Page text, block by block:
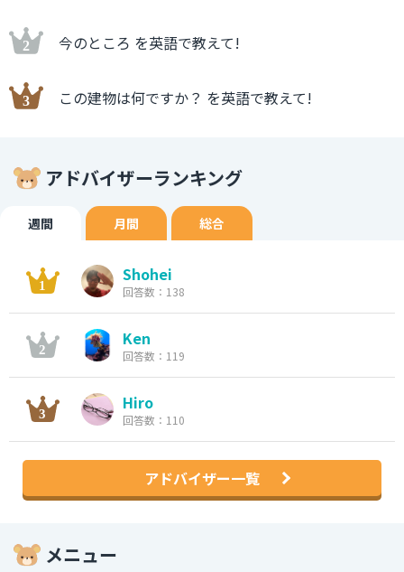
今のところ を英語で教えて!
この建物は何ですか？ を英語で教えて!
アドバイザーランキング
週間 月間 総合
Shohei
回答数：138
Ken
回答数：119
Hiro
回答数：110
アドバイザー一覧
メニュー